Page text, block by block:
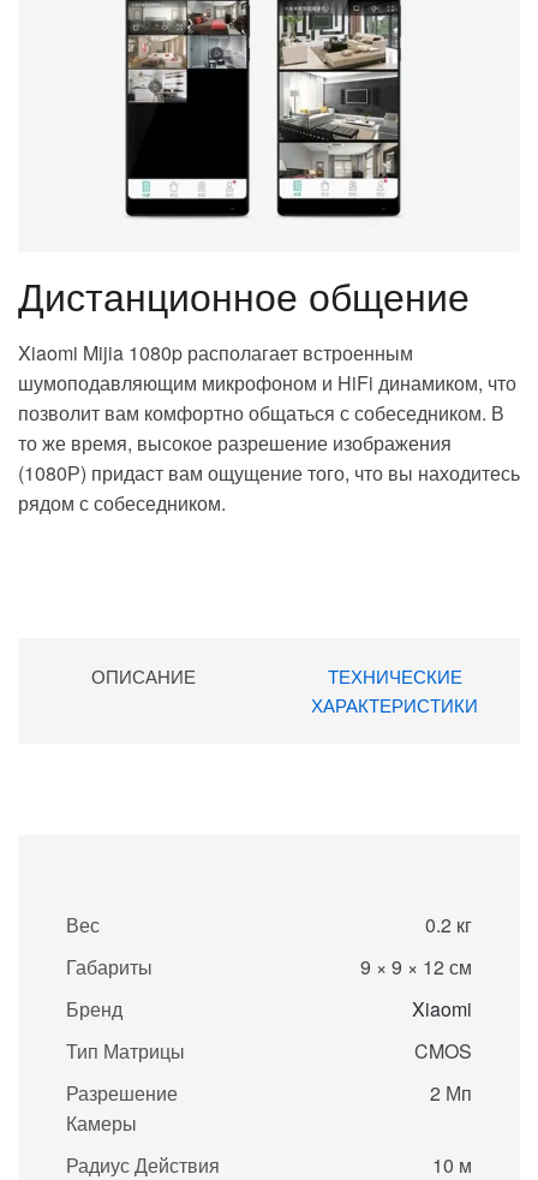
Дистанционное общение
Xiaomi Mijia 1080p располагает встроенным
шумоподавляющим микрофоном и HiFi динамиком, что
позволит вам комфортно общаться с собеседником. В
то же время, высокое разрешение изображения
(1080Р) придаст вам ощущение того, что вы находитесь
рядом с собеседником.
ОПИСАНИЕ
ТЕХНИЧЕСКИЕ
ХАРАКТЕРИСТИКИ
Вес
0.2 кг
Габариты
9 × 9 × 12 см
Бренд
Xiaomi
Тип Матрицы
CMOS
Разрешение
Камеры
2 Мп
Радиус Действия
10 м